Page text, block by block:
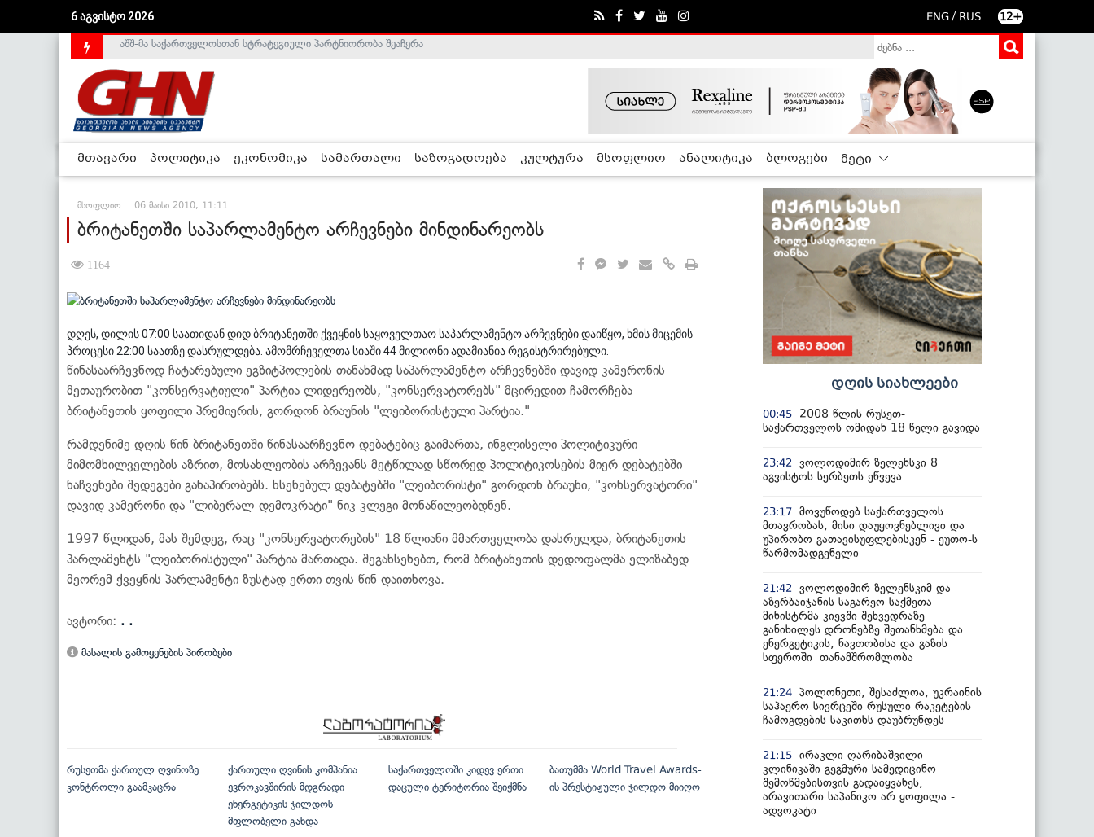
6 აგვისტო 2026 ENG / RUS 12+
საქართველოს დე-ფაქტო მთავრობა არალეგიტიმურია - ჰელსინკის კომისია
აშშ-მა საქართველოსთან სტრატეგიული პარტნიორობა შეაჩერა
მთავარი პოლიტიკა ეკონომიკა სამართალი საზოგადოება კულტურა მსოფლიო ანალიტიკა ბლოგები მეტი
მსოფლიო 06 მაისი 2010, 11:11
ბრიტანეთში საპარლამენტო არჩევნები მინდინარეობს
1164
დღეს, დილის 07:00 საათიდან დიდ ბრიტანეთში ქვეყნის საყოველთაო საპარლამენტო არჩევნები დაიწყო, ხმის მიცემის
პროცესი 22:00 საათზე დასრულდება. ამომრჩეველთა სიაში 44 მილიონი ადამიანია რეგისტრირებული.
წინასაარჩევნოდ ჩატარებული ეგზიტპოლების თანახმად საპარლამენტო არჩევნებში დავიდ კამერონის
მეთაურობით "კონსერვატიული" პარტია ლიდერეობს, "კონსერვატორებს" მცირედით ჩამორჩება
ბრიტანეთის ყოფილი პრემიერის, გორდონ ბრაუნის "ლეიბორისტული პარტია."
რამდენიმე დღის წინ ბრიტანეთში წინასაარჩევნო დებატებიც გაიმართა, ინგლისელი პოლიტიკური
მიმომხილველების აზრით, მოსახლეობის არჩევანს მეტწილად სწორედ პოლიტიკოსების მიერ დებატებში
ნაჩვენები შედეგები განაპირობებს. ხსენებულ დებატებში "ლეიბორისტი" გორდონ ბრაუნი, "კონსერვატორი"
დავიდ კამერონი და "ლიბერალ-დემოკრატი" ნიკ კლეგი მონაწილეობდნენ.
1997 წლიდან, მას შემდეგ, რაც "კონსერვატორების" 18 წლიანი მმართველობა დასრულდა, ბრიტანეთის
პარლამენტს "ლეიბორისტული" პარტია მართადა. შეგახსენებთ, რომ ბრიტანეთის დედოფალმა ელიზაბედ
მეორემ ქვეყნის პარლამენტი ზუსტად ერთი თვის წინ დაითხოვა.
ავტორი: . .
მასალის გამოყენების პირობები
რუსეთმა ქართულ ღვინოზე
კონტროლი გაამკაცრა
ქართული ღვინის კომპანია
ევროკავშირის მდგრადი
ენერგეტიკის ჯილდოს
მფლობელი გახდა
საქართველოში კიდევ ერთი
დაცული ტერიტორია შეიქმნა
ბათუმმა World Travel Awards-
ის პრესტიჟული ჯილდო მიიღო
დღის სიახლეები
00:45
2008 წლის რუსეთ-
საქართველოს ომიდან 18 წელი გავიდა
23:42
ვოლოდიმირ ზელენსკი 8
აგვისტოს სერბეთს ეწვევა
23:17 მოვუწოდებ საქართველოს
მთავრობას, მისი დაუყოვნებლივი და
უპირობო გათავისუფლებისკენ - ეუთო-ს
წარმომადგენელი
21:42
ვოლოდიმირ ზელენსკიმ და
აზერბაიჯანის საგარეო საქმეთა
მინისტრმა კიევში შეხვედრაზე
განიხილეს დრონებზე შეთანხმება და
ენერგეტიკის, ნავთობისა და გაზის
სფეროში თანამშრომლობა
21:24 პოლონეთი, შესაძლოა, უკრაინის
საჰაერო სივრცეში რუსული რაკეტების
ჩამოგდების საკითხს დაუბრუნდეს
21:15 ირაკლი ღარიბაშვილი
კლინიკაში გეგმური სამედიცინო
შემოწმებისთვის გადაიყვანეს,
არავითარი საპანიკო არ ყოფილა -
ადვოკატი